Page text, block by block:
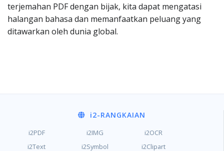
terjemahan PDF dengan bijak, kita dapat mengatasi
halangan bahasa dan memanfaatkan peluang yang
ditawarkan oleh dunia global.
i2-RANGKAIAN
i2PDF i2IMG
i2OCR
i2Text
i2Symbol i2Clipart